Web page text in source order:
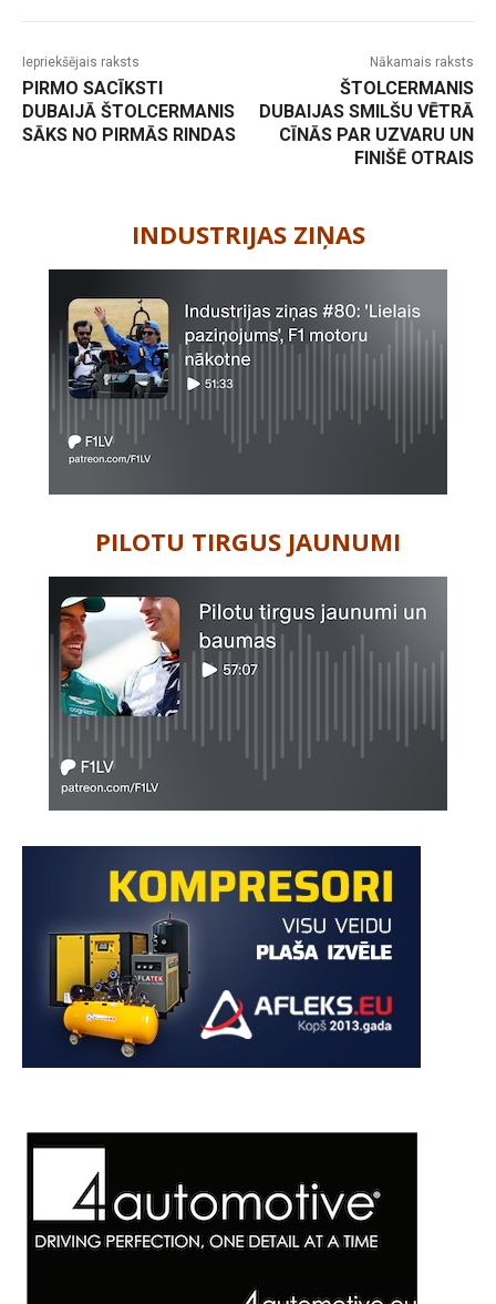
Iepriekšējais raksts
PIRMO SACĪKSTI
DUBAIJĀ ŠTOLCERMANIS
SĀKS NO PIRMĀS RINDAS
Nākamais raksts
ŠTOLCERMANIS
DUBAIJAS SMILŠU VĒTRĀ
CĪNĀS PAR UZVARU UN
FINIŠĒ OTRAIS
INDUSTRIJAS ZIŅAS
PILOTU TIRGUS JAUNUMI